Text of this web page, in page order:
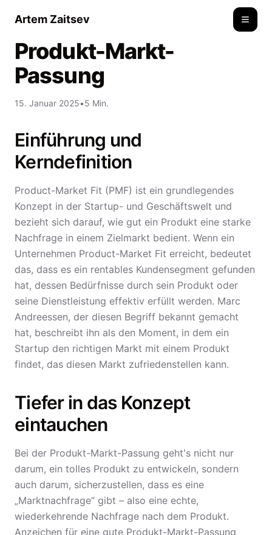
Artem Zaitsev
Produkt-Markt-
Passung
15. Januar 2025•5 Min.
Einführung und
Kerndefinition
Product-Market Fit (PMF) ist ein grundlegendes
Konzept in der Startup- und Geschäftswelt und
bezieht sich darauf, wie gut ein Produkt eine starke
Nachfrage in einem Zielmarkt bedient. Wenn ein
Unternehmen Product-Market Fit erreicht, bedeutet
das, dass es ein rentables Kundensegment gefunden
hat, dessen Bedürfnisse durch sein Produkt oder
seine Dienstleistung effektiv erfüllt werden. Marc
Andreessen, der diesen Begriff bekannt gemacht
hat, beschreibt ihn als den Moment, in dem ein
Startup den richtigen Markt mit einem Produkt
findet, das diesen Markt zufriedenstellen kann.
Tiefer in das Konzept
eintauchen
Bei der Produkt-Markt-Passung geht's nicht nur
darum, ein tolles Produkt zu entwickeln, sondern
auch darum, sicherzustellen, dass es eine
„Marktnachfrage” gibt – also eine echte,
wiederkehrende Nachfrage nach dem Produkt.
Anzeichen für eine gute Produkt-Markt-Passung